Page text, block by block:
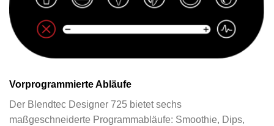
Vorprogrammierte Abläufe
Der Blendtec Designer 725 bietet sechs
maßgeschneiderte Programmabläufe: Smoothie, Dips,